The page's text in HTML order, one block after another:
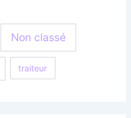
Non classé
traiteur